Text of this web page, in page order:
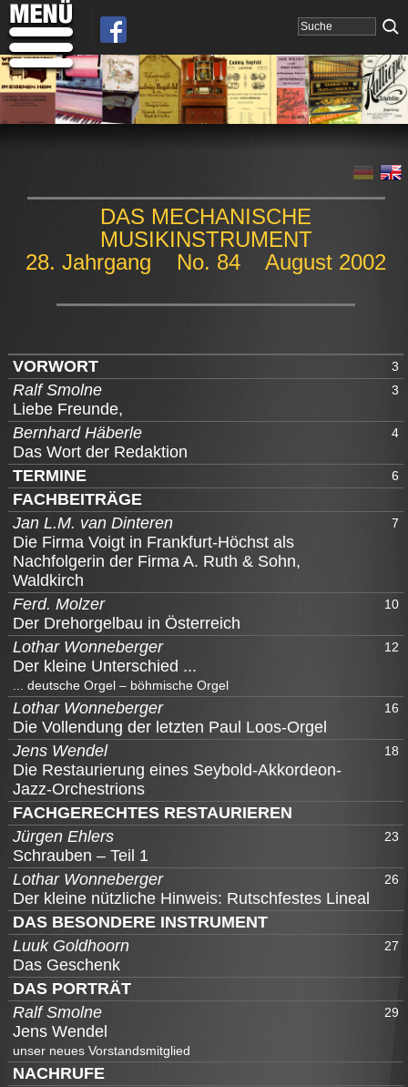
DAS MECHANISCHE
MUSIKINSTRUMENT
28. Jahrgang No. 84 August 2002
VORWORT 3
Ralf Smolne
Liebe Freunde,
3
Bernhard Häberle
Das Wort der Redaktion
4
TERMINE 6
FACHBEITRÄGE
Jan L.M. van Dinteren
Die Firma Voigt in Frankfurt-Höchst als
Nachfolgerin der Firma A. Ruth & Sohn,
Waldkirch
7
Ferd. Molzer
Der Drehorgelbau in Österreich
10
Lothar Wonneberger
Der kleine Unterschied ...
... deutsche Orgel – böhmische Orgel
12
Lothar Wonneberger
Die Vollendung der letzten Paul Loos-Orgel
16
Jens Wendel
Die Restaurierung eines Seybold-Akkordeon-
Jazz-Orchestrions
18
FACHGERECHTES RESTAURIEREN
Jürgen Ehlers
Schrauben – Teil 1
23
Lothar Wonneberger
Der kleine nützliche Hinweis: Rutschfestes Lineal
26
DAS BESONDERE INSTRUMENT
Luuk Goldhoorn
Das Geschenk
27
DAS PORTRÄT
Ralf Smolne
Jens Wendel
unser neues Vorstandsmitglied
29
NACHRUFE